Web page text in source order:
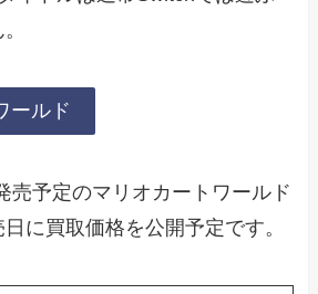
ールド
売予定のマリオカートワールド
に買取価格を公開予定です。